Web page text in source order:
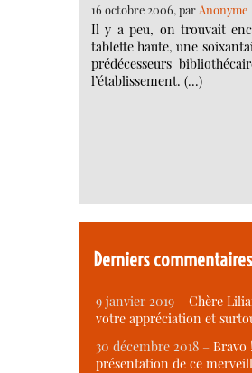
16 octobre 2006, parAnonyme
Il y a peu, on trouvait
tablette haute, une
prédécesseurs
l’établissement. (…)
Derniers commentaires
9 janvier 2019 – Chère
votre appréciation et
30 décembre 2018 – Bravo
présentation de ce